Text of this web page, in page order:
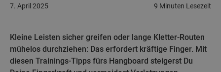
9 Minuten Lesezeit
7. April 2025
Kleine Leisten sicher greifen oder lange Kletter-Routen
mühelos durchziehen: Das erfordert kräftige Finger. Mit
diesen Trainings-Tipps fürs Hangboard steigerst Du